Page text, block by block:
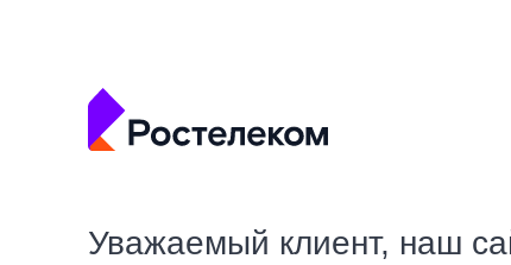
Уважаемый клиент, наш